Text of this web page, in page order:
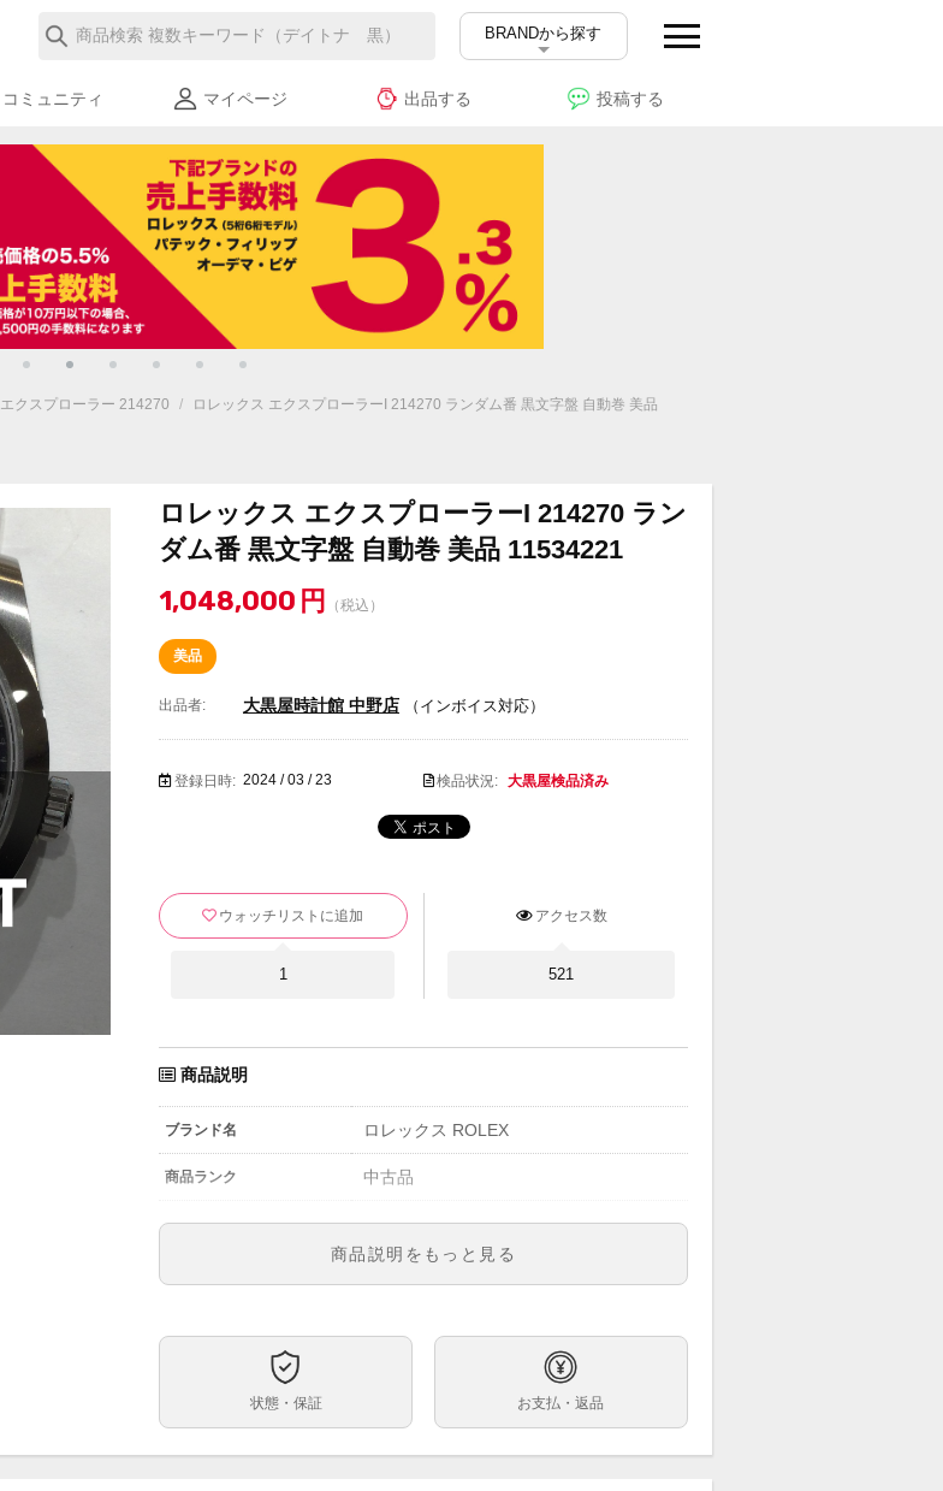
BRANDから探す
コミュニティ マイページ 出品する 投稿する
エクスプローラー 214270 /
ロレックス エクスプローラーI 214270 ランダム番 黒文字盤 自動巻 美品
ロレックス エクスプローラーI 214270 ラン
ダム番 黒文字盤 自動巻 美品 11534221
1,048,000 円 （税込）
美品
出品者: 大黒屋時計館 中野店 （インボイス対応）
登録日時: 2024 / 03 / 23 検品状況: 大黒屋検品済み
アクセス数
521
ウォッチリストに追加
1
商品説明
ブランド名 ロレックス ROLEX
商品ランク 中古品
参考定価
ムーブメント
ケースサイズ 39mm
商品説明をもっと見る
状態・保証 お支払・返品